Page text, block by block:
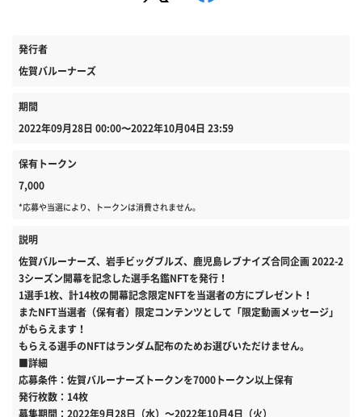
発行者
佐賀バルーナーズ
期間
2022年09月28日 00:00〜2022年10月04日 23:59
保有トークン
7,000
*応募や当選により、トークンは消費されません。
説明
佐賀バルーナーズ、岩手ビッグブルズ、鹿児島レブナイズ合同企画 2022-2
3シーズン開幕を記念した選手名鑑NFTを発行！
1選手1枚、計14枚の開幕記念限定NFTを当選者の方にプレゼント！
またNFT当選者（保有者）限定コンテンツとして「限定動画メッセージ」
がもらえます！
もらえる選手のNFTはランダム配布のためお選びいただけません。
■詳細
応募条件：佐賀バルーナーズトークンを7000トークン以上保有
発行枚数：14枚
募集期間：2022年9月28日（水）～2022年10月4日（火）